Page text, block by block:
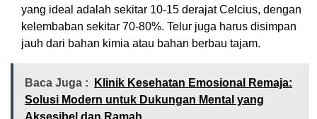
yang ideal adalah sekitar 10-15 derajat Celcius, dengan
kelembaban sekitar 70-80%. Telur juga harus disimpan
jauh dari bahan kimia atau bahan berbau tajam.
Baca Juga :
Klinik Kesehatan Emosional Remaja:
Solusi Modern untuk Dukungan Mental yang